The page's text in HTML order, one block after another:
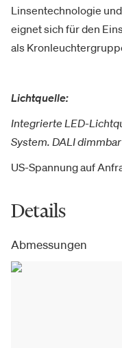
Linsentechnologie
eignet sich für den
als
Lichtquelle:
Integrierte LED-
System. DALI
US-Spannung auf
Details
Abmessungen